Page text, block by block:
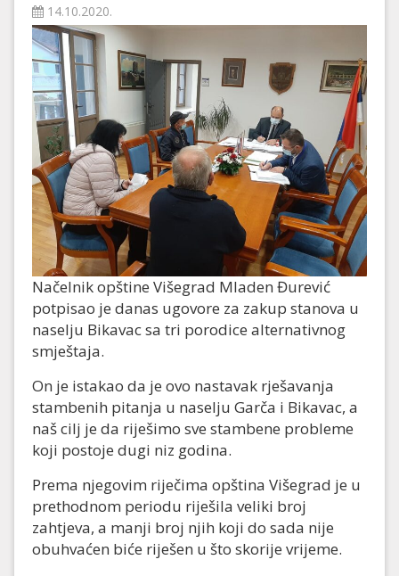
14.10.2020.
Načelnik opštine Višegrad Mladen Đurević
potpisao je danas ugovore za zakup stanova u
naselju Bikavac sa tri porodice alternativnog
smještaja.
On je istakao da je ovo nastavak rješavanja
stambenih pitanja u naselju Garča i Bikavac, a
naš cilj je da riješimo sve stambene probleme
koji postoje dugi niz godina.
Prema njegovim riječima opština Višegrad je u
prethodnom periodu riješila veliki broj
zahtjeva, a manji broj njih koji do sada nije
obuhvaćen biće riješen u što skorije vrijeme.